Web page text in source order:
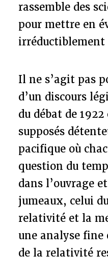
rassemble des
pour mettre en
irréductiblement
Il ne s’agit pas
d’un discours
du débat de
supposés
pacifique où
question du
dans l’ouvrage
jumeaux, celui
relativité et la
une analyse
de la relativité